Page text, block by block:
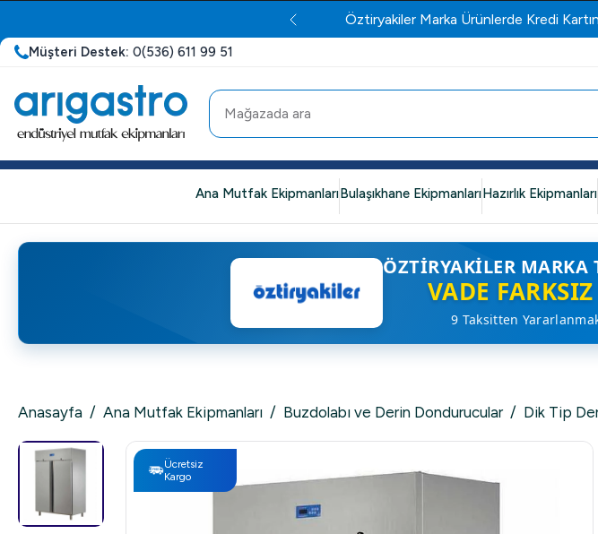
Öztiryakiler Marka Ürünlerde Kredi
Müşteri Destek: 0(536) 611 99 51
Ana Mutfak EkipmanlarıBulaşıkhane EkipmanlarıHazırlık Ekipmanları
ÖZTIRYAKILER MARKA
VADE
9 Taksitten
Anasayfa / Ana Mutfak Ekipmanları / Buzdolabı ve Derin Dondurucular / Dik Tip
Ücretsiz
Kargo